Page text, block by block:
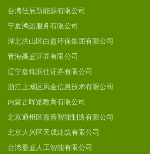
台湾佳辰新能源有限公司
宁夏鸿运服务有限公司
湖北洪山区白盈环保集团有限公司
青海高盛证券有限公司
辽宁盘锦润仕证券有限公司
浙江上城区风金信息技术有限公司
内蒙古晖览教育有限公司
北京通州区嘉青智能制造有限公司
北京大兴区天成建筑有限公司
台湾盈盛人工智能有限公司